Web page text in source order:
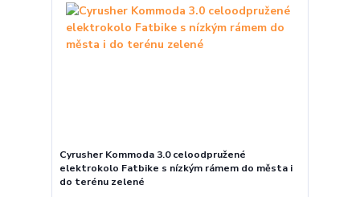
Cyrusher Kommoda 3.0 celoodpružené
elektrokolo Fatbike s nízkým rámem do města i
do terénu zelené